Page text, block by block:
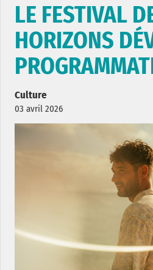
LE FESTIVAL
HORIZONS
Culture
03 avril 2026